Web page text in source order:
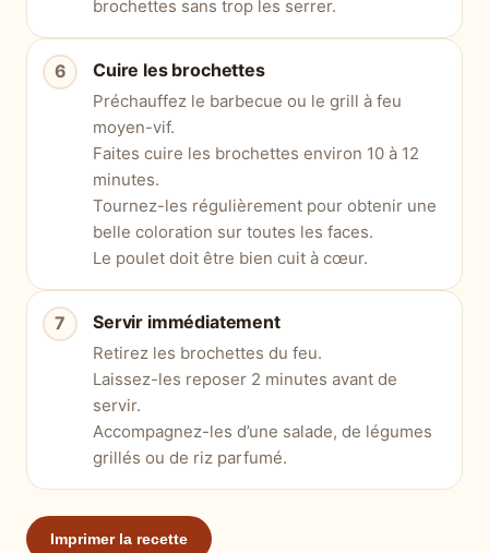
brochettes sans trop les serrer.
Cuire les brochettes
Préchauffez le barbecue ou le grill à feu
moyen-vif.
Faites cuire les brochettes environ 10 à 12
minutes.
Tournez-les régulièrement pour obtenir une
belle coloration sur toutes les faces.
Le poulet doit être bien cuit à cœur.
Servir immédiatement
Retirez les brochettes du feu.
Laissez-les reposer 2 minutes avant de
servir.
Accompagnez-les d’une salade, de légumes
grillés ou de riz parfumé.
Imprimer la recette